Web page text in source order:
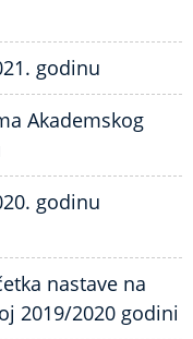
godinu
Akademskog
godinu
nastave na
2019/2020 godini